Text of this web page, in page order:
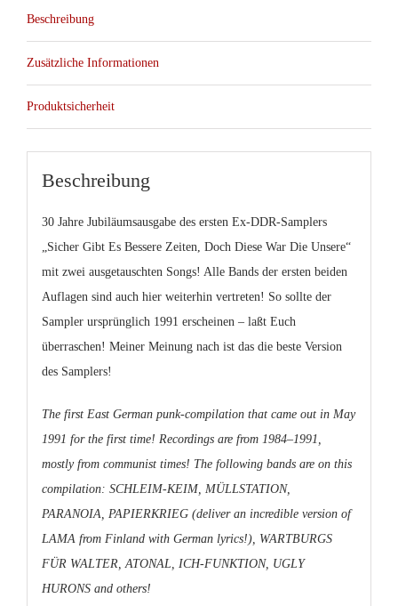
Beschreibung
Zusätzliche Informationen
Produktsicherheit
Beschreibung
30 Jahre Jubiläumsausgabe des ersten Ex-DDR-Samplers
„Sicher Gibt Es Bessere Zeiten, Doch Diese War Die Unsere“
mit zwei ausgetauschten Songs! Alle Bands der ersten beiden
Auflagen sind auch hier weiterhin vertreten! So sollte der
Sampler ursprünglich 1991 erscheinen – laßt Euch
überraschen! Meiner Meinung nach ist das die beste Version
des Samplers!
The first East German punk-compilation that came out in May
1991 for the first time! Recordings are from 1984–1991,
mostly from communist times! The following bands are on this
compilation: SCHLEIM-KEIM, MÜLLSTATION,
PARANOIA
PAPIERKRIEG(deliver an incredible version of
LAMA from Finland with German lyrics!), WARTBURGS
FÜR WALTER, ATONAL ICH-FUNKTION, UGLY
HURONSand others!